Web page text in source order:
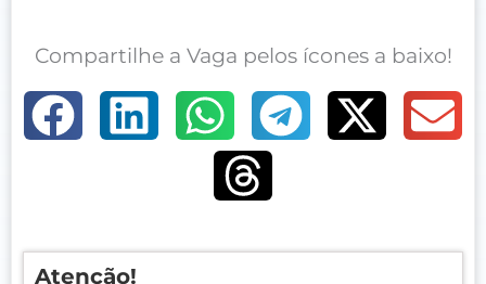
Compartilhe a Vaga pelos ícones a baixo!
Atenção!